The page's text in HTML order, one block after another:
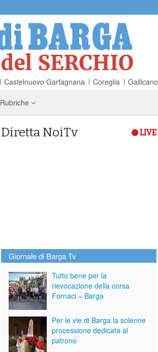
Castelnuovo Garfagnana Coreglia Gallicano
Rubriche
Diretta NoiTv LIVE
Giornale di Barga Tv
Tutto bene per la
rievocazione della corsa
Fornaci – Barga
Per le vie di Barga la solenne
processione dedicata al
patrono